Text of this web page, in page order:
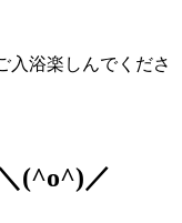
入浴楽しんでくださ
(^o^)／